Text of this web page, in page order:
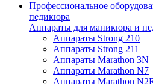
Профессиональное
педикюра
Аппараты для маникюра и
Аппараты Strong 210
Аппараты Strong 211
Аппараты Marathon 3N
Аппараты Marathon N7
Аппараты Marathon